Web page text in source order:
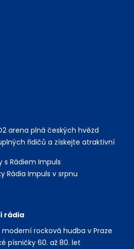
arena plná českých hvězd
řidičů a získejte atraktivní
s Rádiem Impuls
Rádia Impuls v srpnu
rádia
rocková hudba v Praze
písničky 60. až 80. let